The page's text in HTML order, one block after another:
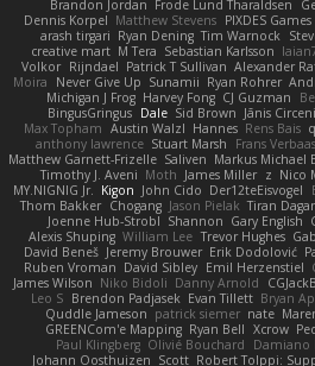
Brandon Jordan Frode Lund Tharaldsen
Dennis Korpel Matthew Stevens PIXDES Games
arash tirgari Ryan Dening Tim Warnock
creative mart M Tera Sebastian Karlsson
Volkor Rijndael Patrick T Sullivan Alexander
Moira
Never Give Up Sunamii Ryan Rohrer
Michigan J Frog Harvey Fong CJ Guzman
BingusGringus Dale Sid Brown Jānis
Max Topham Austin Walzl Hannes Rens Bais
anthony lawrence Stuart Marsh Frans Verbaas
Matthew Garnett-Frizelle Saliven Markus Michael
Timothy J. Aveni Moth James Miller z Nico
MY.NIGNIG Jr.
Kigon John Cido Der12teEisvogel
Thom Bakker Chogang Jason Pielak Tiran
Joenne Hub-Strobl Shannon Gary English
Alexis Shuping William Lee Trevor Hughes
David Beneš Jeremy Brouwer Erik Dodolović
Ruben Vroman David Sibley Emil Herzenstiel
James Wilson Niko Bidoli Danny Arnold CGJackB
Leo S Brendon Padjasek Evan Tillett Bryan
Quddle Jameson patrick siemer nate
GREENCom'e Mapping Ryan Bell Xcrow
Paul Klingberg Olivié Bouchard Damiano
Johann Oosthuizen Scott Robert Tolppi: